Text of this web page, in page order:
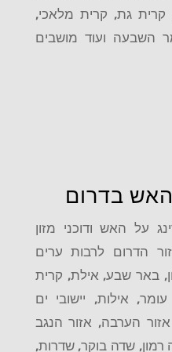
קרית גת, קרית מלאכי,
השבעה ועוד מושבים
האש בדרום
על האש ודוכני מזון
הדרום לרבות ערים
באר שבע, אילת, קרית
אילות, יישובי ים
הערבה, אזור הנגב
רמון, שדה בוקר, שדרות,